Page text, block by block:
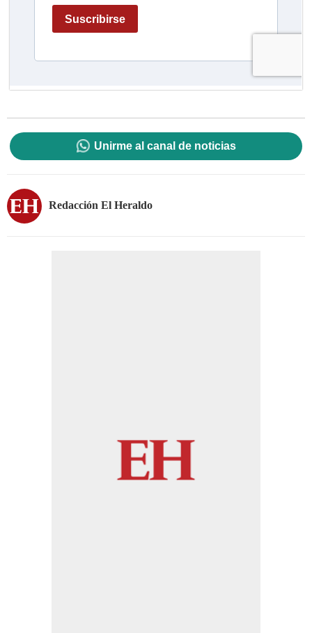
Unirme al canal de noticias
Redacción El Heraldo